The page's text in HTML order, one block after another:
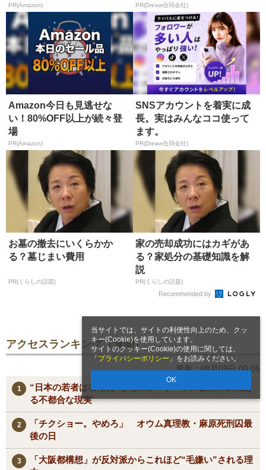
当サイトでは、サイトの利便性向上のため、クッ
キー(Cookie)を使用しています。
サイトのクッキー(Cookie)の使用に関しては、
「 プライバシーポリシー 」をお読みください。
OK
が...
PR(Amazon) PR(Dreaw合同会社)
Amazon今日も見逃せな
い！80%OFF以上が続々登
場
PR(Amazon)
SNSアカウントを着実に成
長。実はみんなココ使って
ます。
PR(Dreaw合同会社)
お墓の撤去にいくらかか
る？墓じまい費用
PR(くらしの話題)
家の売却成功にはカギがあ
る？家処分の基礎知識を解
説
PR(くらしの話題)
Recommended by
アクセスランキング（週間）
更新：08月09日 00:05
“日本の若者は右傾化”したのか? リベラル台頭の裏にあ
る不都合な現実
「チクショー。やめろ」 オウム真理教・麻原死刑囚最
後の日
「大阪都構想」が反対派からこれほど“毛嫌い”される理